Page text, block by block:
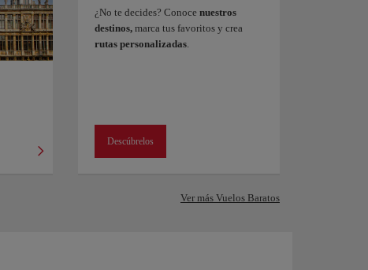
¿No te decides? Conoce nuestros
destinos, marca tus favoritos y crea
rutas personalizadas.
Descúbrelos
Ver más Vuelos Baratos